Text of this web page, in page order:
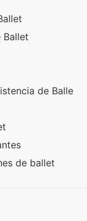
Ballet
de Balle
de ballet